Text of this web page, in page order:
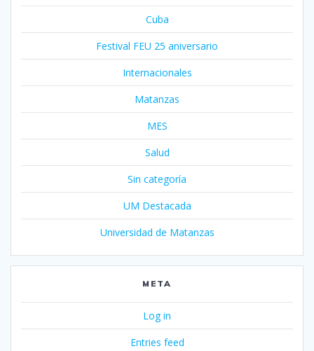
Cuba
Festival FEU 25 aniversario
Internacionales
Matanzas
MES
Salud
Sin categoría
UM Destacada
Universidad de Matanzas
META
Log in
Entries feed